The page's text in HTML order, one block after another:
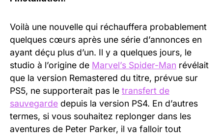
Voilà une nouvelle qui réchauffera probablement
quelques cœurs après une série d’annonces en
ayant déçu plus d’un. Il y a quelques jours, le
studio à l’origine de Marvel’s Spider-Man révélait
que la version Remastered du titre, prévue sur
PS5, ne supporterait pas le transfert de
sauvegarde depuis la version PS4. En d’autres
termes, si vous souhaitez replonger dans les
aventures de Peter Parker, il va falloir tout